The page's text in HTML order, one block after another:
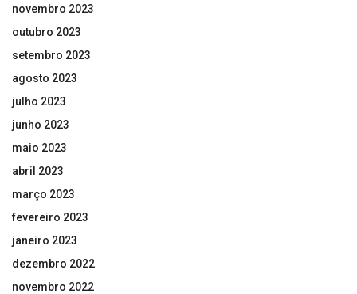
novembro 2023
outubro 2023
setembro 2023
agosto 2023
julho 2023
junho 2023
maio 2023
abril 2023
março 2023
fevereiro 2023
janeiro 2023
dezembro 2022
novembro 2022